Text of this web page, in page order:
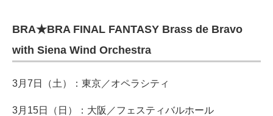
BRA★BRA FINAL FANTASY Brass de Bravo
with Siena Wind Orchestra
3月7日（土）：東京／オペラシティ
3月15日（日）：大阪／フェスティバルホール